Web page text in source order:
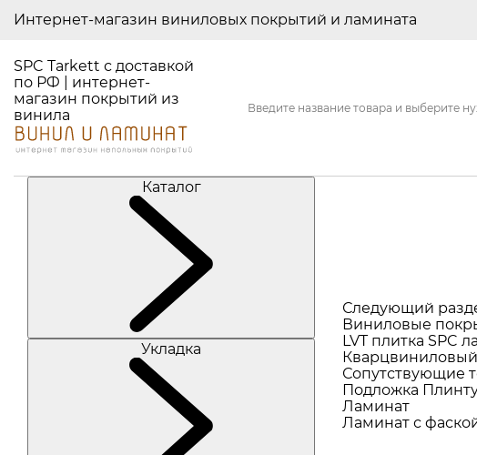
Интернет-магазин виниловых покрытий и ламината
SPC Tarkett с доставкой
по РФ | интернет-
магазин покрытий из
винила
Каталог
Укладка
Следующий
Виниловые
LVT плитка SPC
Сопутствующие
Подложка
Ламинат
Ламинат с